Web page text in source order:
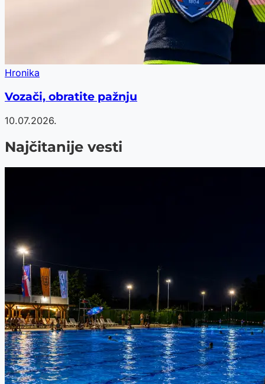
Hronika
Vozači, obratite pažnju
10.07.2026.
Najčitanije vesti